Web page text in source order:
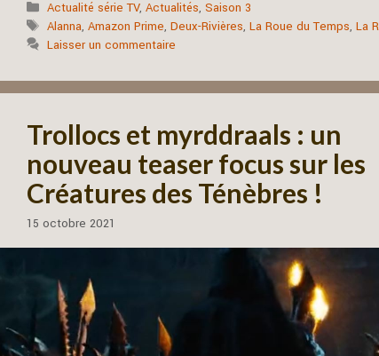
Catégories
Actualité série TV,Actualités,Saison 3
Étiquettes
Alanna,Amazon Prime,Deux-Rivières,La Roue du Temps,La
Laisser un commentaire
Trollocs et myrddraals : un
nouveau teaser focus sur les
Créatures des Ténèbres !
15 octobre 2021